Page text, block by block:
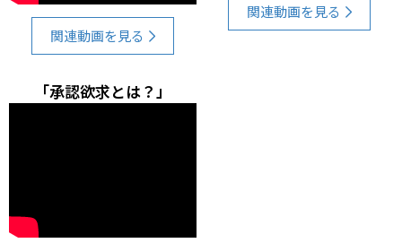
関連動画を見る
関連動画を見る
「承認欲求とは？」